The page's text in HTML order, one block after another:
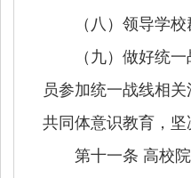
（八）领导学校
（九）做好统一战
员参加统一战线相
共同体意识教育，
第十一条 高校院